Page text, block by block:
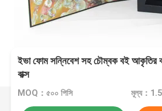
ইভা ফোম সন্নিবেশ সহ চৌম্বক বই আকৃতির
বাক্স
MOQ：৫০০ পিসি মূল্য：